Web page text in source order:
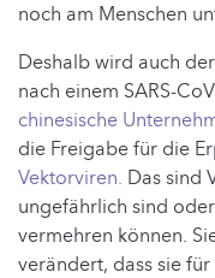
noch am Menschen
Deshalb wird auch
nach einem SARS-
chinesische
die Freigabe für die
Vektorviren. Das sind
ungefährlich sind
vermehren können.
verändert, dass sie